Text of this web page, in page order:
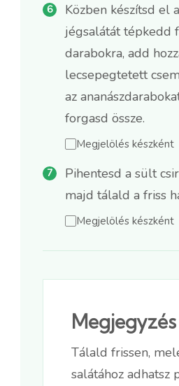
Közben készítsd el
jégsalátát tépkedd
darabokra, add
lecsepegtetett
az
forgasd össze.
Megjelölés készként
Pihentesd a sült
majd tálald a friss
Megjelölés készként
Megjegyzés
Tálald frissen,
salátához adhatsz